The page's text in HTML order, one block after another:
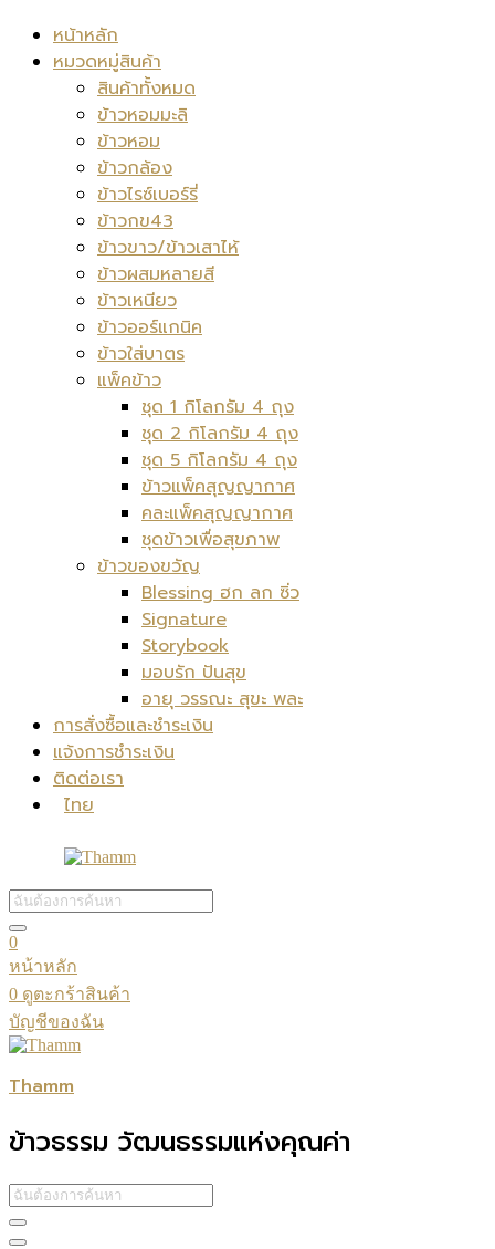
หน้าหลัก
หมวดหมู่สินค้า
สินค้าทั้งหมด
ข้าวหอมมะลิ
ข้าวหอม
ข้าวกล้อง
ข้าวไรซ์เบอร์รี่
ข้าวกข43
ข้าวขาว/ข้าวเสาไห้
ข้าวผสมหลายสี
ข้าวเหนียว
ข้าวออร์แกนิค
ข้าวใส่บาตร
แพ็คข้าว
ชุด 1 กิโลกรัม 4 ถุง
ชุด 2 กิโลกรัม 4 ถุง
ชุด 5 กิโลกรัม 4 ถุง
ข้าวแพ็คสุญญากาศ
คละแพ็คสุญญากาศ
ชุดข้าวเพื่อสุขภาพ
ข้าวของขวัญ
Blessing ฮก ลก ซิ่ว
Signature
Storybook
มอบรัก ปันสุข
อายุ วรรณะ สุขะ พละ
การสั่งซื้อและชำระเงิน
แจ้งการชำระเงิน
ติดต่อเรา
ไทย
0
หน้าหลัก
0 ดูตะกร้าสินค้า
บัญชีของฉัน
Thamm
ข้าวธรรม วัฒนธรรมแห่งคุณค่า